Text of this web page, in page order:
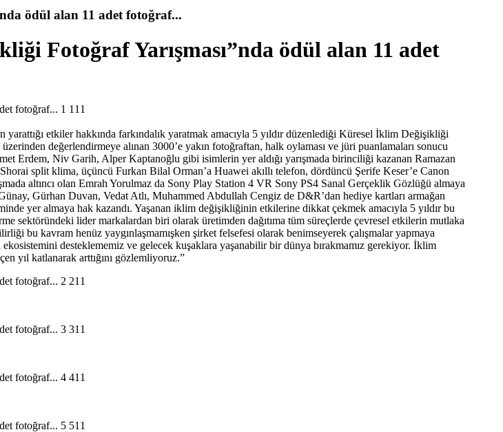
ödül alan 11 adet fotoğraf...
Fotoğraf Yarışması”nda ödül alan 11 adet
1 11
etkiler hakkında farkındalık yaratmak amacıyla 5 yıldır düzenlediği Küresel İklim Değişikliği
değerlendirmeye alınan 3000’e yakın fotoğraftan, halk oylaması ve jüri puanlamaları sonucu
Erdem, Niv Garih, Alper Kaptanoğlu gibi isimlerin yer aldığı yarışmada birinciliği kazanan Ramazan
split klima, üçüncü Furkan Bilal Orman’a Huawei akıllı telefon, dördüncü Şerife Keser’e Canon
altıncı olan Emrah Yorulmaz da Sony Play Station 4 VR Sony PS4 Sanal Gerçeklik Gözlüğü almaya
Gürhan Duvan, Vedat Atlı, Muhammed Abdullah Cengiz de D&R’dan hediye kartları armağan
yer almaya hak kazandı. Yaşanan iklim değişikliğinin etkilerine dikkat çekmek amacıyla 5 yıldır bu
sektöründeki lider markalardan biri olarak üretimden dağıtıma tüm süreçlerde çevresel etkilerin mutlaka
bu kavram henüz yaygınlaşmamışken şirket felsefesi olarak benimseyerek çalışmalar yapmaya
desteklememiz ve gelecek kuşaklara yaşanabilir bir dünya bırakmamız gerekiyor. İklim
yıl katlanarak arttığını gözlemliyoruz.”
211
311
411
511